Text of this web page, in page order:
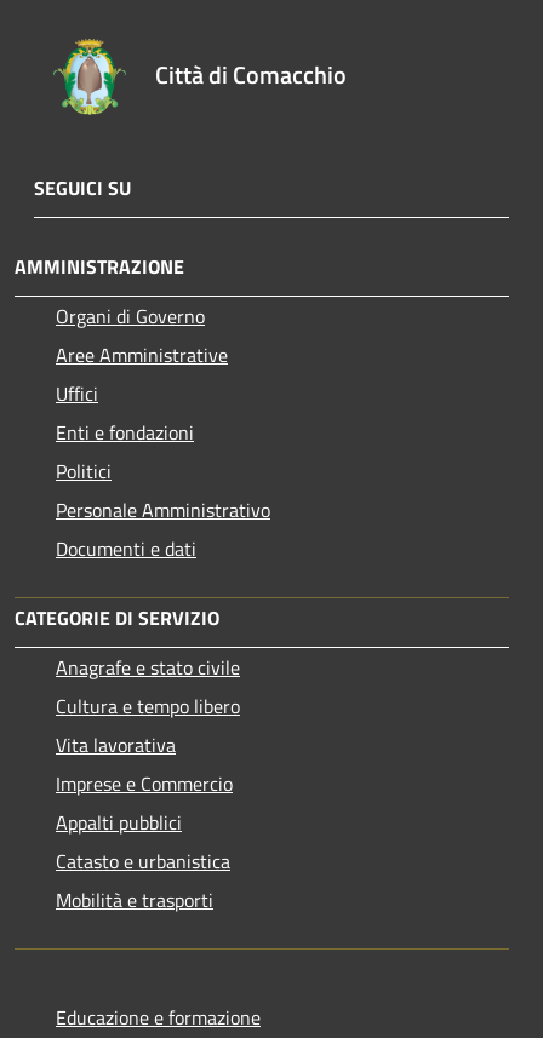
Città di Comacchio
SEGUICI SU
AMMINISTRAZIONE
Organi di Governo
Aree Amministrative
Uffici
Enti e fondazioni
Politici
Personale Amministrativo
Documenti e dati
CATEGORIE DI SERVIZIO
Anagrafe e stato civile
Cultura e tempo libero
Vita lavorativa
Imprese e Commercio
Appalti pubblici
Catasto e urbanistica
Mobilità e trasporti
Educazione e formazione